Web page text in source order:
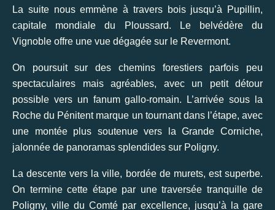
La suite nous emmène à travers bois jusqu’à Pupillin,
capitale mondiale du Ploussard. Le belvédère du
Vignoble offre une vue dégagée sur le Revermont.
On poursuit sur des chemins forestiers parfois peu
spectaculaires mais agréables, avec un petit détour
possible vers un fanum gallo-romain. L’arrivée sous la
Roche du Pénitent marque un tournant dans l’étape, avec
une montée plus soutenue vers la Grande Corniche,
jalonnée de panoramas splendides sur Poligny.
La descente vers la ville, bordée de murets, est superbe.
On termine cette étape par une traversée tranquille de
Poligny, ville du Comté par excellence, jusqu’à la gare